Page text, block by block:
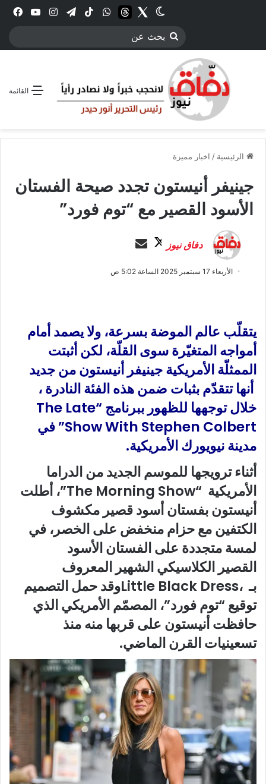
انستقرامتيلقرام‫TikTokواتسابthreadsTwitter
الوضع المظلم
بحث
القائمة
الرئيسية / اخبار مميزة
جينيفر أنيستون تجدد صيحة الفستان
الأسود القصير مع “توم فورد”
دفاق نيوز
ت
ب
X
س
د
ا
إ
ك
ت
ر
و
ن
ي
ا
الأربعاء 17 سبتمبر 2025 الساعة 5:02 ص
يتقلّب عالم الموضة بسرعة، ولا يصمد أمام
أمواجه المتغيّرة سوى القلّة، لكنأثبتت
الممثلّة الأمريكيةجينيفر أنيستونمن جديد
أنها تتقدّم بثبات ضمن هذه الفئة النادرة ،
خلال توجهها للظهور ببرنامج “The Late
Show With Stephen Colbert” في
مدينة نيويورك الأمريكية.
أثناء ترويجها للموسم الجديد من الدراما
الأمريكية “The Morning Show”
، أطلت
أنيستون بفستان أسود قصير مكشوف
الكتفين مع حزام منخفض على الخصر، في
لمسة متجددة علىالفستان الأسود
القصير الكلاسيكي الشهير المعروف
بـ ،Little Black Dress
وقد حمل التصميم
توقيع “توم فورد”، المصمّمالأمريكيالذي
حافظت أنيستون على قربها منه منذ
تسعينيات القرن الماضي.